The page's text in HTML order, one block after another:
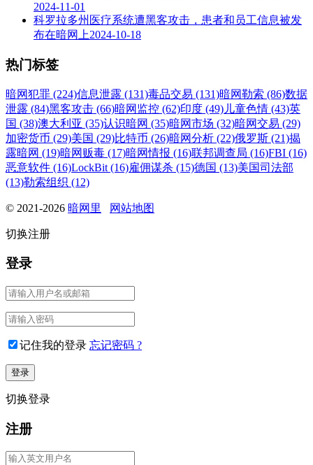
2024-11-01
科罗拉多州医疗系统遭黑客攻击，患者和员工信息被发
布在暗网上2024-10-18
热门标签
暗网犯罪 (224)信息泄露 (131)毒品交易 (131)暗网勒索 (86)数据
泄露 (84)黑客攻击 (66)暗网监控 (62)印度 (49) 儿童色情 (43)英
国 (38)澳大利亚 (35)认识暗网 (35)暗网市场 (32)暗网交易 (29)
加密货币 (29)美国 (29)比特币 (26)暗网分析 (22)俄罗斯 (21)揭
露暗网 (19)暗网贩毒 (17)暗网情报 (16)联邦调查局 (16)FBI (16)
恶意软件 (16)LockBit (16)雇佣谋杀 (15)德国 (13)美国司法部
(13)勒索组织 (12)
© 2021-2026 暗网里 网站地图
切换注册
登录
记住我的登录 忘记密码 ?
切换登录
注册